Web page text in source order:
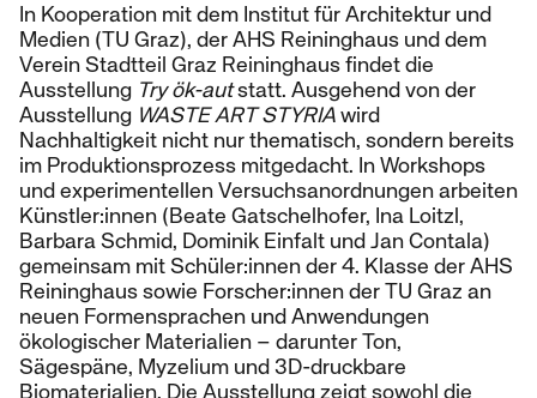
In Kooperation mit dem Institut für Architektur und
Medien (TU Graz), der AHS Reininghaus und dem
Verein Stadtteil Graz Reininghaus findet die
Ausstellung Try ök-autstatt. Ausgehend von der
Ausstellung WASTE ART STYRIAwird
Nachhaltigkeit nicht nur thematisch, sondern bereits
im Produktionsprozess mitgedacht. In Workshops
und experimentellen Versuchsanordnungen arbeiten
Künstler:innen (Beate Gatschelhofer, Ina Loitzl,
Barbara Schmid, Dominik Einfalt und Jan Contala)
gemeinsam mit Schüler:innen der 4. Klasse der AHS
Reininghaus sowie Forscher:innen der TU Graz an
neuen Formensprachen und Anwendungen
ökologischer Materialien – darunter Ton,
Sägespäne, Myzelium und 3D-druckbare
Biomaterialien. Die Ausstellung zeigt sowohl die